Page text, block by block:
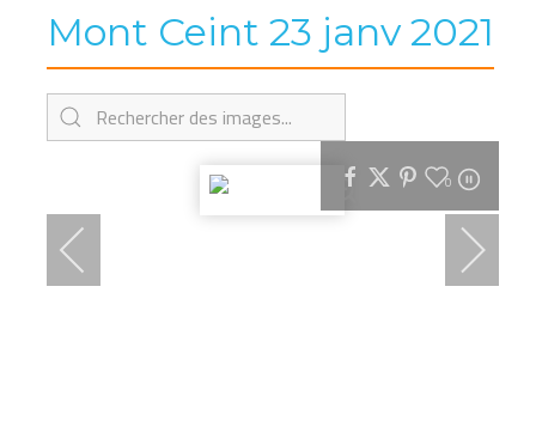
Mont Ceint 23 janv 2021
0